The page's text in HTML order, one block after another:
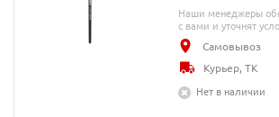
Наши менеджеры
с вами и уточнят
Самовывоз
Курьер, ТК
Нет в наличии